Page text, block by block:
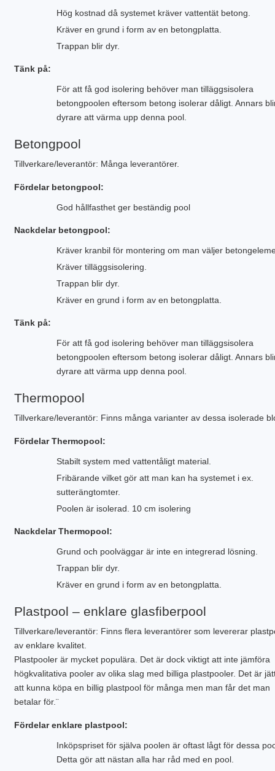
Hög kostnad då systemet kräver vattentät betong.
Kräver en grund i form av en betongplatta.
Trappan blir dyr.
Tänk på:
För att få god isolering behöver man tilläggsisolera
betongpoolen eftersom betong isolerar dåligt. Annars
dyrare att värma upp denna pool.
Betongpool
Tillverkare/leverantör: Många leverantörer.
Fördelar betongpool:
God hållfasthet ger beständig pool
Nackdelar betongpool:
Kräver kranbil för montering om man väljer
Kräver tilläggsisolering.
Trappan blir dyr.
Kräver en grund i form av en betongplatta.
Tänk på:
För att få god isolering behöver man tilläggsisolera
betongpoolen eftersom betong isolerar dåligt. Annars
dyrare att värma upp denna pool.
Thermopool
Tillverkare/leverantör: Finns många varianter av dessa isolerade
Fördelar Thermopool:
Stabilt system med vattentåligt material.
Fribärande vilket gör att man kan ha systemet i ex.
sutterängtomter.
Poolen är isolerad. 10 cm isolering
Nackdelar Thermopool:
Grund och poolväggar är inte en integrerad lösning.
Trappan blir dyr.
Kräver en grund i form av en betongplatta.
Plastpool – enklare glasfiberpool
Tillverkare/leverantör: Finns flera leverantörer som levererar
av enklare kvalitet.
Plastpooler är mycket populära. Det är dock viktigt att inte jämföra
högkvalitativa pooler av olika slag med billiga plastpooler. Det är
att kunna köpa en billig plastpool för många men man får det man
betalar för.¨
Fördelar enklare plastpool:
Inköpspriset för själva poolen är oftast lågt för dessa
Detta gör att nästan alla har råd med en pool.